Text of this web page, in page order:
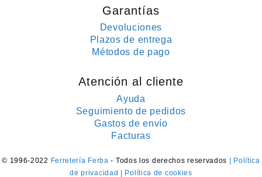
Garantías
Devoluciones
Plazos de entrega
Métodos de pago
Atención al cliente
Ayuda
Seguimiento de pedidos
Gastos de envío
Facturas
© 1996-2022 Ferretería Ferba- Todos los derechos reservados
| Política
de privacidad
| Política de cookies